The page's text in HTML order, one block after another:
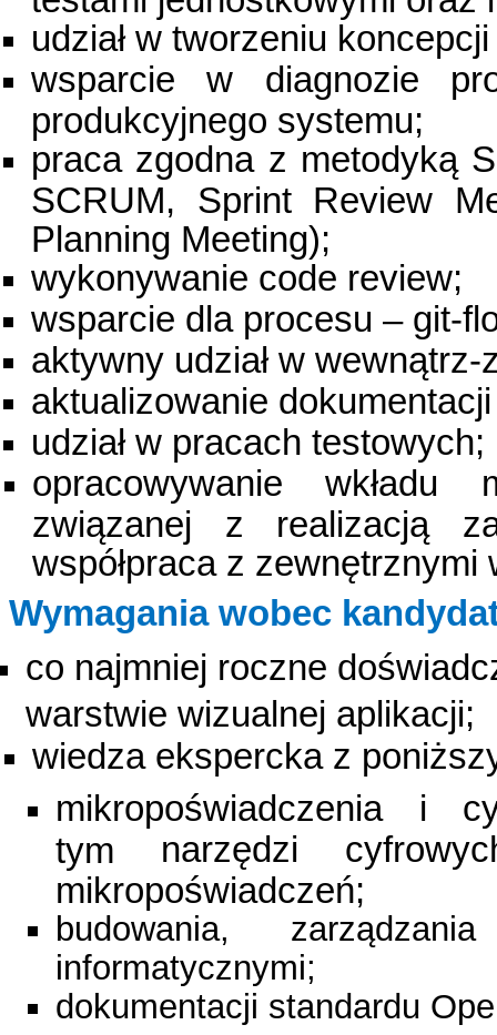
udział w tworzeniu
wsparcie w diagnozie
produkcyjnego systemu;
praca zgodna z metodyką
SCRUM, Sprint Review
Planning Meeting);
wykonywanie code review;
wsparcie dla procesu – git-
aktywny udział w
aktualizowanie
udział w pracach testowych;
opracowywanie wkładu
związanej z realizacją
współpraca z zewnętrznymi
Wymagania wobec
co najmniej roczne
warstwie wizualnej aplikacji;
wiedza ekspercka z
mikropoświadczenia i
tym narzędzi
mikropoświadczeń;
budowania,
informatycznymi;
dokumentacji standardu